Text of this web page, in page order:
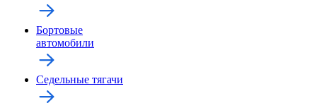
Бортовые
автомобили
Седельные тягачи